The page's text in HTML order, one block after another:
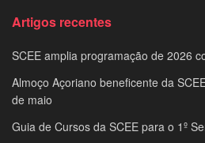
Artigos recentes
SCEE amplia programação de 2026
Almoço Açoriano beneficente da
de maio
Guia de Cursos da SCEE para o 1º